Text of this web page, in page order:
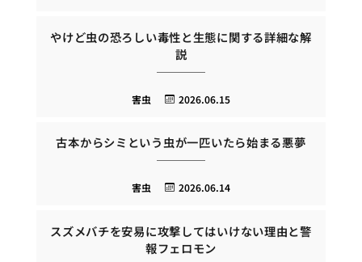
やけど虫の恐ろしい毒性と生態に関する詳細な解
説
2026.06.15
害虫
古本からシミという虫が一匹いたら始まる悪夢
2026.06.14
害虫
スズメバチを安易に攻撃してはいけない理由と警
報フェロモン